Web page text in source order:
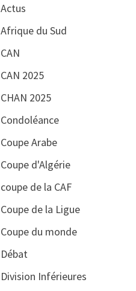
Actus
Afrique du Sud
CAN
CAN 2025
CHAN 2025
Condoléance
Coupe Arabe
Coupe d'Algérie
coupe de la CAF
Coupe de la Ligue
Coupe du monde
Débat
Division Inférieures